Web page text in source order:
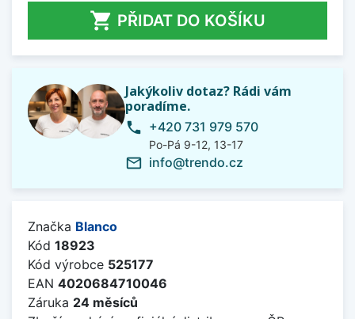
 PŘIDAT DO KOŠÍKU
Jakýkoliv dotaz? Rádi vám
poradíme.
phone +420 731 979 570
Po-Pá 9-12, 13-17
mail_outline info@trendo.cz
Značka Blanco
Kód 18923
Kód výrobce 525177
EAN 4020684710046
Záruka 24 měsíců